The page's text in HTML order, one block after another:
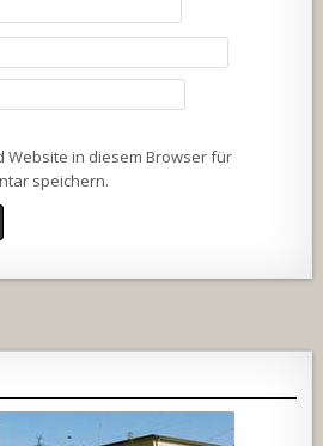
Website in diesem Browser für
speichern.